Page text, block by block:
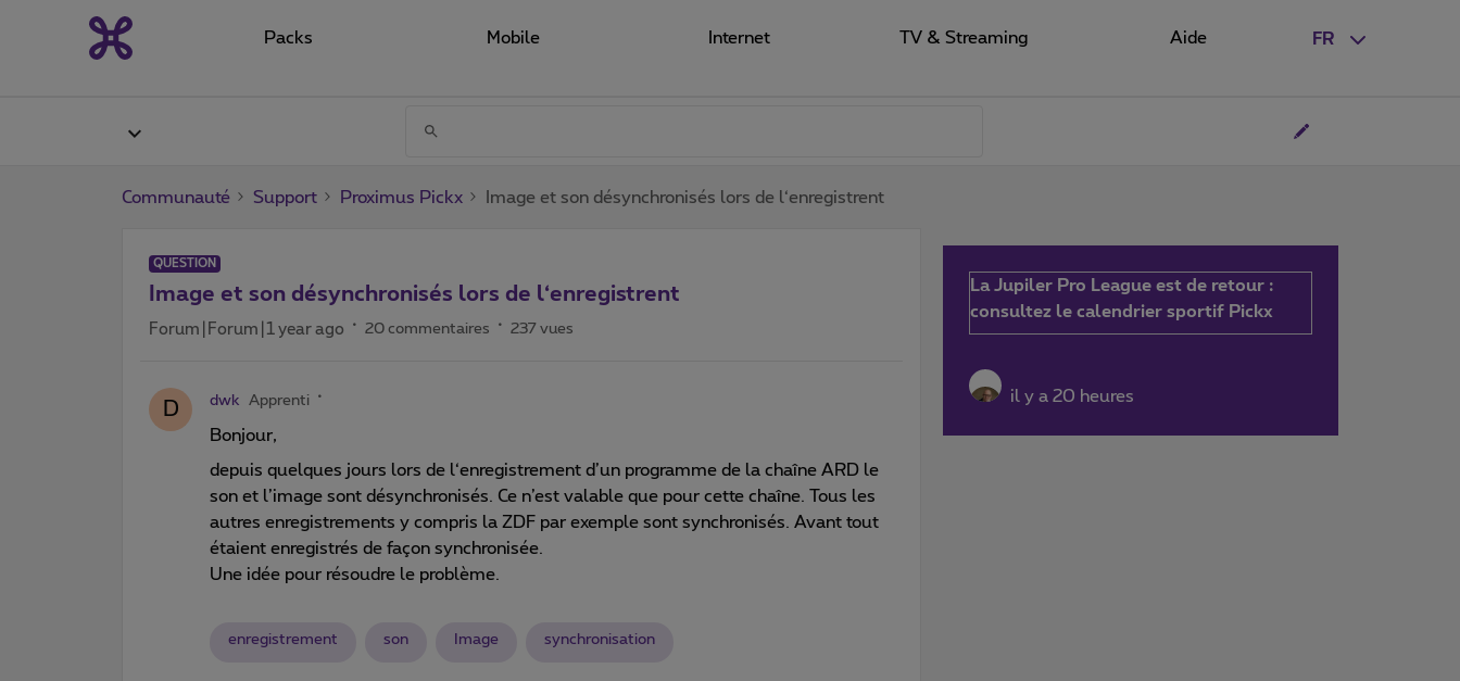
FR
Packs Mobile Internet TV & Streaming Aide
Communauté Support Proximus Pickx Image et son désynchronisés lors de l‘enregistrent
QUESTION
Image et son désynchronisés lors de l‘enregistrent
Forum|Forum|1 year ago 20 commentaires 237 vues
D dwk Apprenti
Bonjour,
depuis quelques jours lors de l‘enregistrement d’un programme de la chaîne ARD le
son et l’image sont désynchronisés. Ce n’est valable que pour cette chaîne. Tous les
autres enregistrements y compris la ZDF par exemple sont synchronisés. Avant tout
étaient enregistrés de façon synchronisée.
Une idée pour résoudre le problème.
enregistrement son Image synchronisation
La Jupiler Pro League est de retour :
consultez le calendrier sportif Pickx
il y a 20 heures